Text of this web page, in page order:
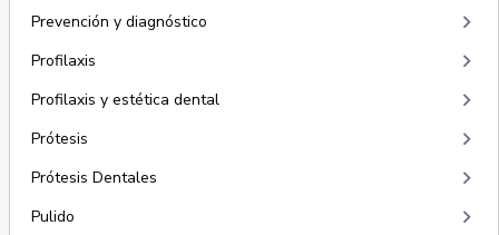
Prevención y diagnóstico keyboard_arrow_right
Profilaxis keyboard_arrow_right
Profilaxis y estética dental keyboard_arrow_right
Prótesis keyboard_arrow_right
Prótesis Dentales keyboard_arrow_right
Pulido keyboard_arrow_right